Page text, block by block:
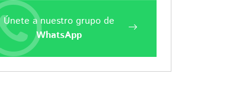
Únete a nuestro grupo de
WhatsApp